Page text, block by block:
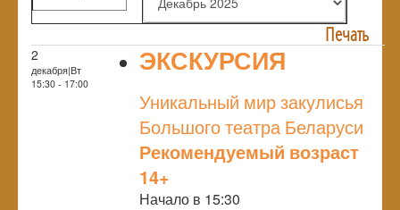
Печать
2
декабря|Вт
15:30 - 17:00
ЭКСКУРСИЯ
Уникальный мир закулисья
Большого театра Беларуси
Рекомендуемый возраст
14+
Начало в 15:30